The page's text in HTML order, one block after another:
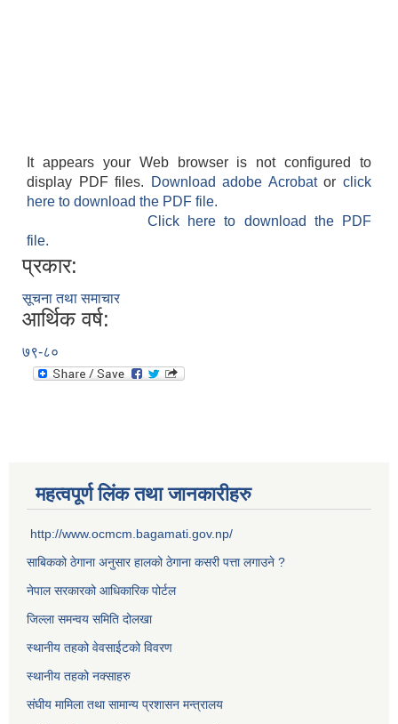
It appears your Web browser is not configured to
display PDF files.
Download adobe Acrobatorclick
here to download the PDF file.
Click here to download the PDF
file.
प्रकार:
सूचना तथा समाचार
आर्थिक वर्ष:
७९-८०
महत्वपूर्ण लिंक तथा जानकारीहरु
http://www.ocmcm.bagamati.gov.np/
साबिकको ठेगाना अनुसार हालको ठेगाना कसरी पत्ता लगाउने ?
नेपाल सरकारको आधिकारिक पोर्टल
जिल्ला समन्वय समिति दोलखा
स्थानीय तहको वेवसाईटको विवरण
स्थानीय तहको नक्साहरु
संघीय मामिला तथा सामान्य प्रशासन मन्त्रालय